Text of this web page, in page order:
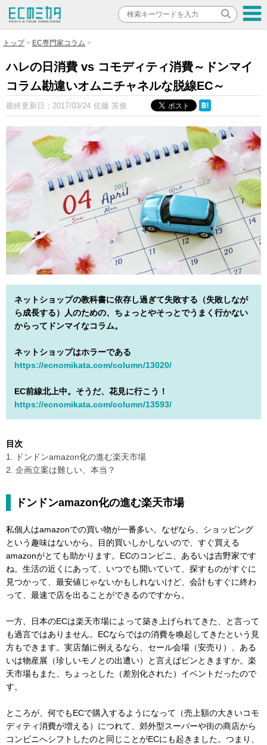
トップ EC専門家コラム
ハレの日消費 vs コモディティ消費～ドンマイ
コラム勘違いオムニチャネルな脱線EC～
最終更新日： 2017/03/24 佐藤 英俊
ネットショップの教科書に依存し過ぎて失敗する（失敗しなが
ら成長する）人のための、ちょっとやそっとでうまく行かない
からってドンマイなコラム。
ネットショップはホラーである
https://ecnomikata.com/column/13020/
EC前線北上中。そうだ、花見に行こう！
https://ecnomikata.com/column/13593/
目次
1. ドンドンamazon化の進む楽天市場
2. 企画立案は難しい、本当？
ドンドンamazon化の進む楽天市場
私個人はamazonでの買い物が一番多い。なぜなら、ショッピング
という趣味はないから。目的買いしかしないので、すぐ買える
amazonがとても助かります。ECのコンビニ、あるいは吉野家です
ね。生活の近くにあって、いつでも開いていて、探すものがすぐに
見つかって、最安値じゃないかもしれないけど、会計もすぐに終わ
って、最速で店を出ることができるのですから。
一方、日本のECは楽天市場によって築き上げられてきた、と言って
も過言ではありません。ECならではの消費を喚起してきたという見
方もできます。実店舗に例えるなら、セール会場（安売り）、ある
いは物産展（珍しいモノとの出遭い）と言えばピンときますか。楽
天市場もまた、ちょっとした（差別化された）イベントだったので
す。
ところが、何でもECで購入するようになって（売上額の大きいコモ
ディティ消費が増える）につれて、郊外型スーパーや街の商店から
コンビニへシフトしたのと同じことがECにも起きました。つまり、